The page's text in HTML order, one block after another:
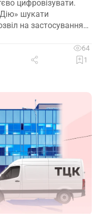
цифровізувати.
шукати
на застосування
64
1